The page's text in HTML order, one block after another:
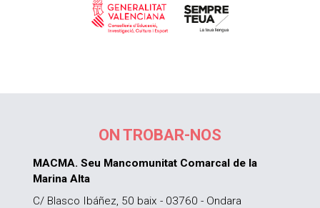
ON TROBAR-NOS
MACMA. Seu Mancomunitat Comarcal de la
Marina Alta
C/ Blasco Ibáñez, 50 baix - 03760 - Ondara